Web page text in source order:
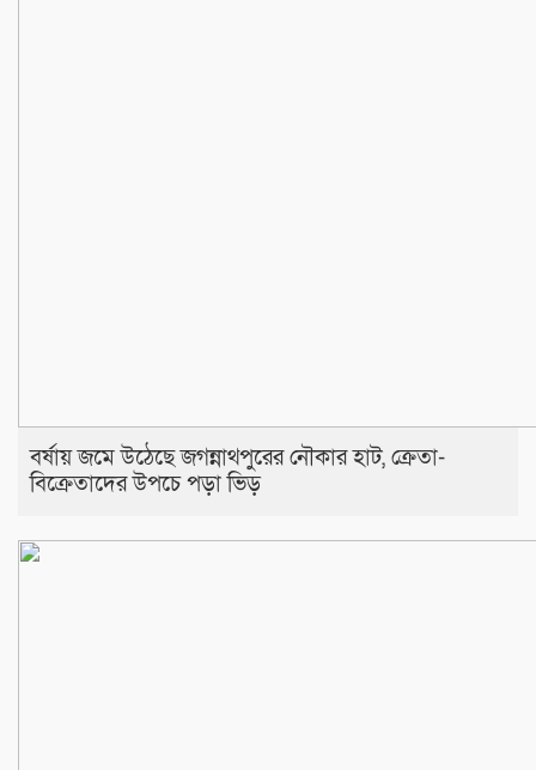
বর্ষায় জমে উঠেছে জগন্নাথপুরের নৌকার হাট, ক্রেতা-
বিক্রেতাদের উপচে পড়া ভিড়